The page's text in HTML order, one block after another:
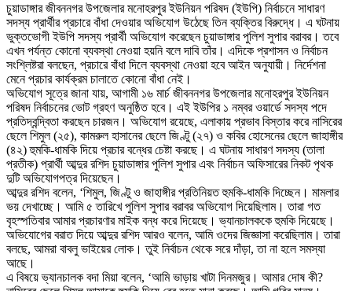
চুয়াডাঙ্গার জীবননগর উপজেলার মনোহরপুর ইউনিয়ন পরিষদ (ইউপি) নির্বাচনে সাধারণ
সদস্য প্রার্থীর প্রচারে বাঁধা দেওয়ার অভিযোগ উঠেছে তিন ব্যক্তির বিরুদ্ধে। এ ঘটনায়
ভুক্তভোগী ইউপি সদস্য প্রার্থী অভিযোগ করেছেন চুয়াডাঙ্গার পুলিশ সুপার বরাবর। তবে
এখন পর্যন্ত কোনো ব্যবস্থা নেওয়া হয়নি বলে দাবি তাঁর। এদিকে প্রশাসন ও নির্বাচন
সংশ্লিষ্টরা বলছেন, প্রচারে বাঁধা দিলে ব্যবস্থা নেওয়া হবে আইন অনুযায়ী। নির্দেশনা
মেনে প্রচার কার্যক্রম চালাতে কোনো বাঁধা নেই।
অভিযোগ সূত্রে জানা যায়, আগামী ১৬ মার্চ জীবননগর উপজেলার মনোহরপুর ইউনিয়ন
পরিষদ নির্বাচনের ভোট গ্রহণ অনুষ্ঠিত হবে। এই ইউপির ১ নম্বর ওয়ার্ডে সদস্য পদে
প্রতিদ্বন্দ্বিতা করছেন চারজন। অভিযোগ রয়েছে, এলাকায় প্রভাব বিস্তার করে নাসিরের
ছেলে শিমুল (২৫), কামরুল হাসানের ছেলে জিণ্টু (২৭) ও কবির হোসেনের ছেলে জাহাঙ্গীর
(৪২) হুমকি-ধামকি দিয়ে প্রচার বন্ধের চেষ্টা করছে। এ ঘটনায় সাধারণ সদস্য (তালা
প্রতীক) প্রার্থী আব্দুর রশিদ চুয়াডাঙ্গার পুলিশ সুপার এবং নির্বাচন অফিসারের নিকট পৃথক
দুটি অভিযোগপত্র দিয়েছেন।
আব্দুর রশিদ বলেন, ‘শিমুল, জিণ্টু ও জাহাঙ্গীর প্রতিনিয়ত হুমকি-ধামকি দিচ্ছেন। মামলার
ভয় দেখাচ্ছে। আমি ৫ তারিখে পুলিশ সুপার বরাবর অভিযোগ দিয়েছিলাম। তারা গত
বৃহস্পতিবার আমার প্রচারণার মাইক বন্ধ করে দিয়েছে। ভ্যানচালককে হুমকি দিয়েছে।
অভিযোগের বরাত দিয়ে আব্দুর রশিদ আরও বলেন, আমি ওদের জিজ্ঞাসা করেছিলাম। তারা
বলছে, আমরা বাবলু ভাইয়ের লোক। তুই নির্বাচন থেকে সরে দাঁড়া, তা না হলে সমস্যা
আছে।
এ বিষয়ে ভ্যানচালক বদা মিয়া বলেন, ‘আমি ভাড়ায় খাটা দিনমজুর। আমার দোষ কী?